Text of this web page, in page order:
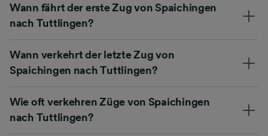
Wann fährt der erste Zug von Spaichingen
nach Tuttlingen?
Wann verkehrt der letzte Zug von
Spaichingen nach Tuttlingen?
Wie oft verkehren Züge von Spaichingen
nach Tuttlingen?